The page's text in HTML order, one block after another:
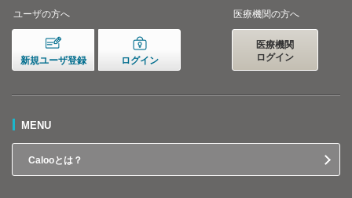
ユーザの方へ
新規ユーザ登録 ログイン
医療機関の方へ
医療機関
ログイン
MENU
Calooとは？